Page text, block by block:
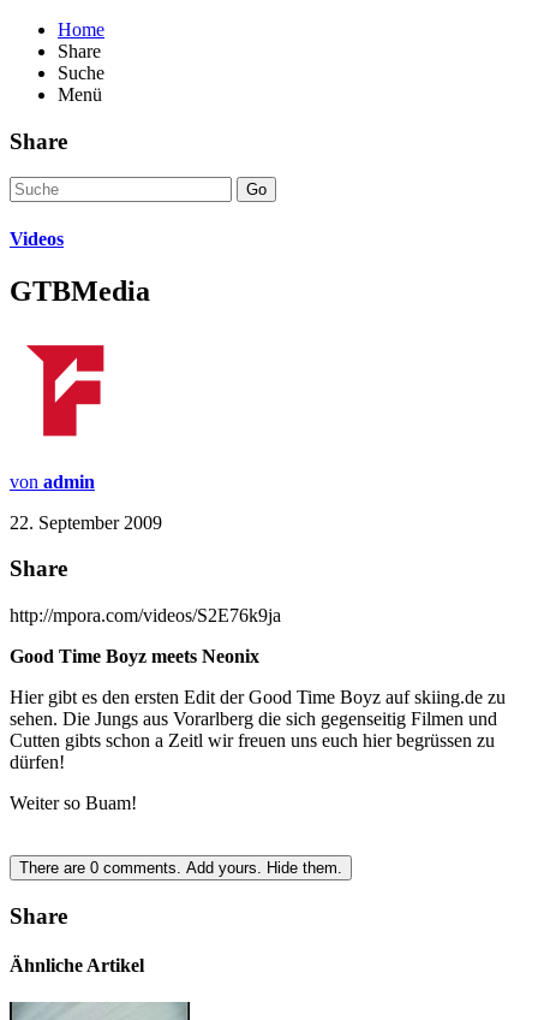
Home
Share
Suche
Menü
Share
Go
Videos
GTBMedia
von admin
22. September 2009
Share
http://mpora.com/videos/S2E76k9ja
Good Time Boyz meets Neonix
Hier gibt es den ersten Edit der Good Time Boyz auf skiing.de zu
sehen. Die Jungs aus Vorarlberg die sich gegenseitig Filmen und
Cutten gibts schon a Zeitl wir freuen uns euch hier begrüssen zu
dürfen!
Weiter so Buam!
There are 0 comments. Add yours. Hide them.
Share
Ähnliche Artikel